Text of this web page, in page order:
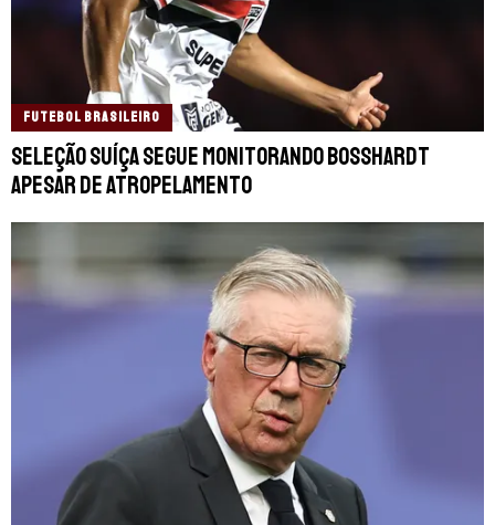
FUTEBOL BRASILEIRO
Seleção Suíça segue monitorando Bosshardt
apesar de atropelamento